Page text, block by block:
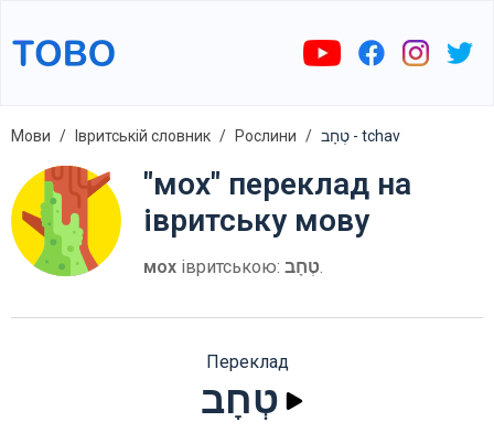
Мови Івритській словник Рослини טְחָב - tchav
"мох" переклад на
івритську мову
мох івритською: טְחָב.
Переклад
טְחָב